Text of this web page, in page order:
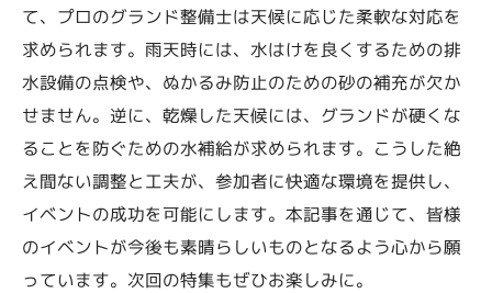
て、プロのグランド整備士は天候に応じた柔軟な対応を
求められます。雨天時には、水はけを良くするための排
水設備の点検や、ぬかるみ防止のための砂の補充が欠か
せません。逆に、乾燥した天候には、グランドが硬くな
ることを防ぐための水補給が求められます。こうした絶
え間ない調整と工夫が、参加者に快適な環境を提供し、
イベントの成功を可能にします。本記事を通じて、皆様
のイベントが今後も素晴らしいものとなるよう心から願
っています。次回の特集もぜひお楽しみに。